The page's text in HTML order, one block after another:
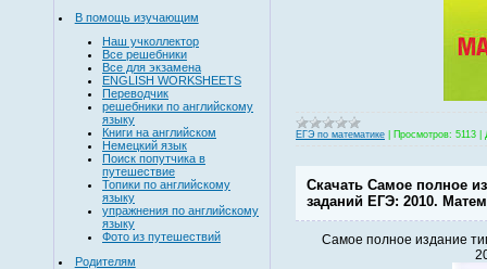
В помощь изучающим
Наш учколлектор
Все решебники
Все для экзамена
ENGLISH WORKSHEETS
Переводчик
решебники по английскому
языку
Книги на английском
Немецкий язык
Поиск попутчика в
путешествие
Топики по английскому
языку
упражнения по английскому
языку
Фото из путешествий
Родителям
ЕГЭ по математике Просмотров: 5113
Скачать Самое полное
заданий ЕГЭ: 2010.
Самое полное издание